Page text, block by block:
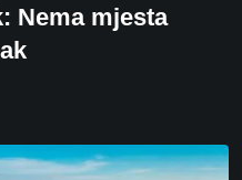
Nema mjesta